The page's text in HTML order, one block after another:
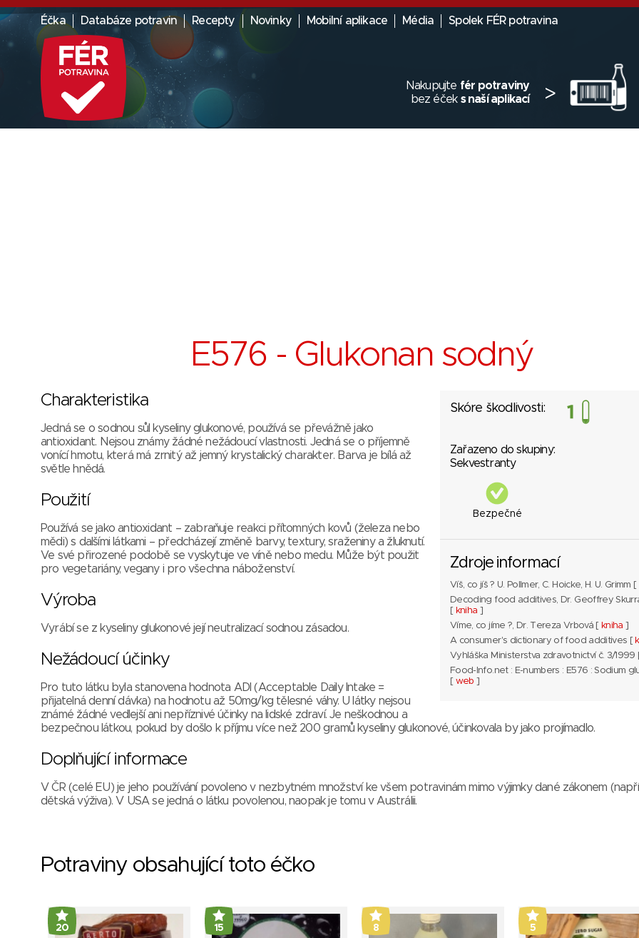
Éčka Databáze potravin Recepty Novinky Mobilní aplikace Média Spolek FÉR potravina
Nakupujte fér potraviny
bez éček s naší aplikací >
E576 - Glukonan sodný
Skóre škodlivosti:
Zařazeno do skupiny:
Sekvestranty
Bezpečné
Zdroje informací
Víš, co jíš ? U. Pollmer, C. Hoicke, H. U. Grimm [
Decoding food additives, Dr. Geoffrey
[ kniha ]
Víme, co jíme ?, Dr. Tereza Vrbová [ kniha ]
A consumer's dictionary of food additives [
Vyhláška Ministerstva zdravotnictví č. 3/
Food-Info.net : E-numbers : E576 : Sodium
[ web ]
Charakteristika
Jedná se o sodnou sůl kyseliny glukonové, používá se převážně jako
antioxidant. Nejsou známy žádné nežádoucí vlastnosti. Jedná se o příjemně
vonící hmotu, která má zrnitý až jemný krystalický charakter. Barva je bílá až
světle hnědá.
Použití
Používá se jako antioxidant – zabraňuje reakci přítomných kovů (železa nebo
mědi) s dalšími látkami – předcházejí změně barvy, textury, sraženiny a žluknutí.
Ve své přirozené podobě se vyskytuje ve víně nebo medu. Může být použit
pro vegetariány, vegany i pro všechna náboženství.
Výroba
Vyrábí se z kyseliny glukonové její neutralizací sodnou zásadou.
Nežádoucí účinky
Pro tuto látku byla stanovena hodnota ADI (Acceptable Daily Intake =
přijatelná denní dávka) na hodnotu až 50mg/kg tělesné váhy. U látky nejsou
známé žádné vedlejší ani nepříznivé účinky na lidské zdraví. Je neškodnou a
bezpečnou látkou, pokud by došlo k příjmu více než 200 gramů kyseliny glukonové, účinkovala by jako projímadlo.
Doplňující informace
V ČR (celé EU) je jeho používání povoleno v nezbytném množství ke všem potravinám mimo výjimky dané zákonem
dětská výživa). V USA se jedná o látku povolenou, naopak je tomu v Austrálii.
Potraviny obsahující toto éčko
20 15 8 5